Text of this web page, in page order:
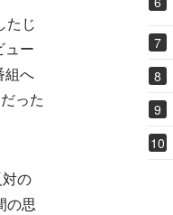
たじ
ュー
組へ
った
の
の思